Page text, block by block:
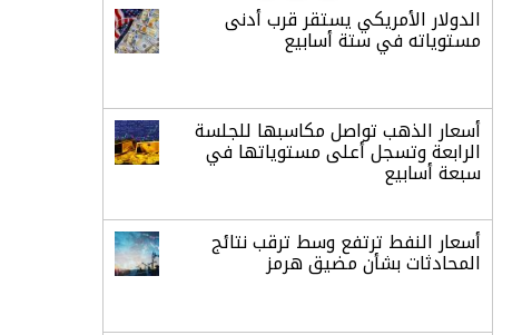
الدولار الأمريكي يستقر قرب أدنى
مستوياته في ستة أسابيع
أسعار الذهب تواصل مكاسبها للجلسة
الرابعة وتسجل أعلى مستوياتها في
سبعة أسابيع
أسعار النفط ترتفع وسط ترقب نتائج
المحادثات بشأن مضيق هرمز